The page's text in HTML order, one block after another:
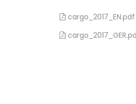
cargo_2017_EN.pdf